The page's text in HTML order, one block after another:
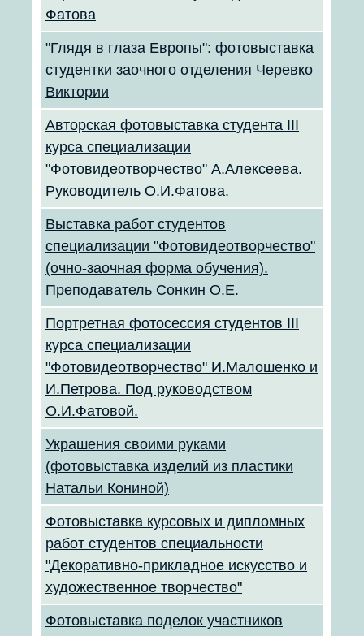
Фатова
"Глядя в глаза Европы": фотовыставка
cтудентки заочного отделения Черевко
Виктории
Авторская фотовыставка студента III
курса специализации
"Фотовидеотворчество" А.Алексеева.
Руководитель О.И.Фатова.
Выставка работ студентов
специализации "Фотовидеотворчество"
(очно-заочная форма обучения).
Преподаватель Сонкин О.Е.
Портретная фотосессия студентов III
курса специализации
"Фотовидеотворчество" И.Малошенко и
И.Петрова. Под руководством
О.И.Фатовой.
Украшения своими руками
(фотовыставка изделий из пластики
Натальи Кониной)
Фотовыставка курсовых и дипломных
работ студентов специальности
"Декоративно-прикладное искусство и
художественное творчество"
Фотовыставка поделок участников